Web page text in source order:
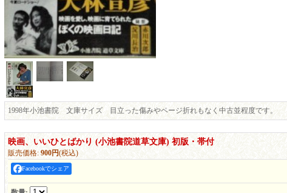
1998年小池書院 文庫サイズ 目立った傷みやページ折れもなく中古並程度です。
映画、いいひとばかり (小池書院道草文庫) 初版・帯付
販売価格: 900円(税込)
Facebookでシェア